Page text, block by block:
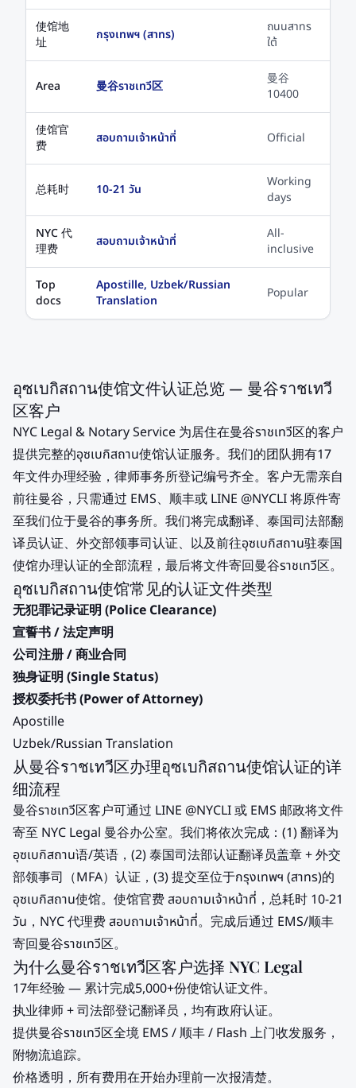
使馆地
址
กรุงเทพฯ (สาทร)
ถนนสาทร
ใต้
Area 曼谷ราชเทวี区
曼谷
10400
使馆官
费
สอบถามเจ้าหน้าที่ Official
总耗时 10-21 วัน
Working
days
NYC 代
理费
สอบถามเจ้าหน้าที่
All-
inclusive
Top
docs
Apostille, Uzbek/Russian
Translation
Popular
อุซเบกิสถาน使馆文件认证总览 — 曼谷ราชเทวี
区客户
NYC Legal & Notary Service 为居住在曼谷ราชเทวี区的客户
提供完整的อุซเบกิสถาน使馆认证服务。我们的团队拥有17
年文件办理经验，律师事务所登记编号齐全。客户无需亲自
前往曼谷，只需通过 EMS、顺丰或 LINE @NYCLI 将原件寄
至我们位于曼谷的事务所。我们将完成翻译、泰国司法部翻
译员认证、外交部领事司认证、以及前往อุซเบกิสถาน驻泰国
使馆办理认证的全部流程，最后将文件寄回曼谷ราชเทวี区。
อุซเบกิสถาน使馆常见的认证文件类型
无犯罪记录证明 (Police Clearance)
宣誓书 / 法定声明
公司注册 / 商业合同
独身证明 (Single Status)
授权委托书 (Power of Attorney)
Apostille
Uzbek/Russian Translation
从曼谷ราชเทวี区办理อุซเบกิสถาน使馆认证的详
细流程
曼谷ราชเทวี区客户可通过 LINE @NYCLI 或 EMS 邮政将文件
寄至 NYC Legal 曼谷办公室。我们将依次完成：(1) 翻译为
อุซเบกิสถาน语/英语，(2) 泰国司法部认证翻译员盖章 + 外交
部领事司（MFA）认证，(3) 提交至位于กรุงเทพฯ (สาทร)的
อุซเบกิสถาน使馆。使馆官费 สอบถามเจ้าหน้าที่，总耗时 10-21
วัน，NYC 代理费 สอบถามเจ้าหน้าที่。完成后通过 EMS/顺丰
寄回曼谷ราชเทวี区。
为什么曼谷ราชเทวี区客户选择 NYC Legal
17年经验 — 累计完成5,000+份使馆认证文件。
执业律师 + 司法部登记翻译员，均有政府认证。
提供曼谷ราชเทวี区全境 EMS / 顺丰 / Flash 上门收发服务，
附物流追踪。
价格透明，所有费用在开始办理前一次报清楚。